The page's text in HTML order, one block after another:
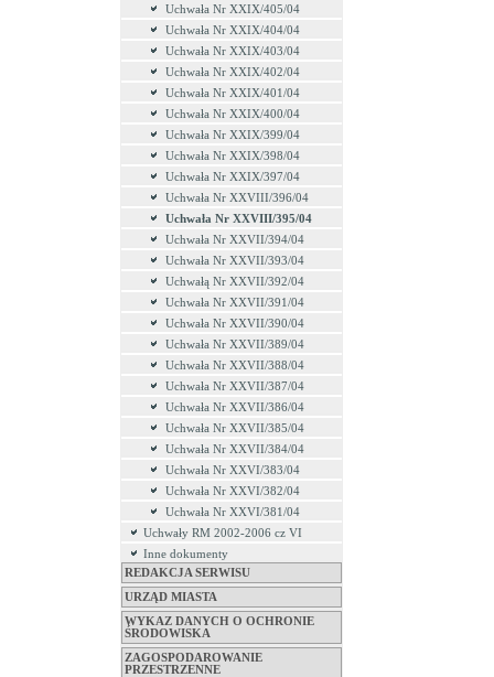
Uchwała Nr XXIX/405/04
Uchwała Nr XXIX/404/04
Uchwała Nr XXIX/403/04
Uchwała Nr XXIX/402/04
Uchwała Nr XXIX/401/04
Uchwała Nr XXIX/400/04
Uchwała Nr XXIX/399/04
Uchwała Nr XXIX/398/04
Uchwała Nr XXIX/397/04
Uchwała Nr XXVIII/396/04
Uchwała Nr XXVIII/395/04
Uchwała Nr XXVII/394/04
Uchwała Nr XXVII/393/04
Uchwałą Nr XXVII/392/04
Uchwała Nr XXVII/391/04
Uchwała Nr XXVII/390/04
Uchwała Nr XXVII/389/04
Uchwała Nr XXVII/388/04
Uchwała Nr XXVII/387/04
Uchwała Nr XXVII/386/04
Uchwała Nr XXVII/385/04
Uchwała Nr XXVII/384/04
Uchwała Nr XXVI/383/04
Uchwała Nr XXVI/382/04
Uchwała Nr XXVI/381/04
Uchwały RM 2002-2006 cz VI
Inne dokumenty
REDAKCJA SERWISU
URZĄD MIASTA
WYKAZ DANYCH O OCHRONIE
ŚRODOWISKA
ZAGOSPODAROWANIE
PRZESTRZENNE